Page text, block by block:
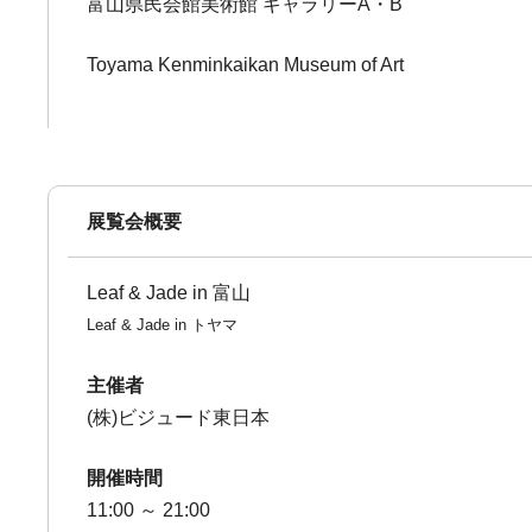
富山県民会館美術館 ギャラリーA・B
Toyama Kenminkaikan Museum of Art
展覧会概要
Leaf & Jade in 富山
Leaf & Jade in トヤマ
主催者
(株)ビジュード東日本
開催時間
11:00 ～ 21:00